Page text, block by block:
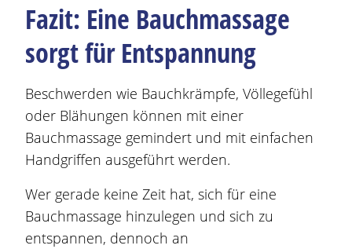
Fazit: Eine Bauchmassage
sorgt für Entspannung
Beschwerden wie Bauchkrämpfe, Völlegefühl
oder Blähungen können mit einer
Bauchmassage gemindert und mit einfachen
Handgriffen ausgeführt werden.
Wer gerade keine Zeit hat, sich für eine
Bauchmassage hinzulegen und sich zu
entspannen, dennoch an